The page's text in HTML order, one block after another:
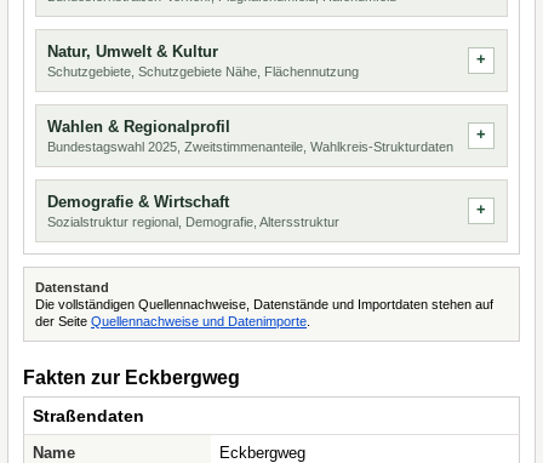
Natur, Umwelt & Kultur
Schutzgebiete, Schutzgebiete Nähe, Flächennutzung
Wahlen & Regionalprofil
Bundestagswahl 2025, Zweitstimmenanteile, Wahlkreis-Strukturdaten
Demografie & Wirtschaft
Sozialstruktur regional, Demografie, Altersstruktur
Datenstand
Die vollständigen Quellennachweise, Datenstände und Importdaten stehen auf
der Seite Quellennachweise und Datenimporte
Fakten zur Eckbergweg
Straßendaten
Name
Eckbergweg